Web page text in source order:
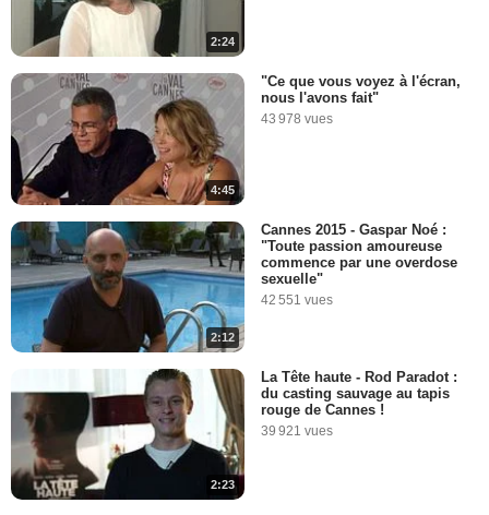
2:24
4:45
"Ce que vous voyez à l'écran,
nous l'avons fait"
43 978 vues
2:12
Cannes 2015 - Gaspar Noé :
"Toute passion amoureuse
commence par une overdose
sexuelle"
42 551 vues
2:23
La Tête haute - Rod Paradot :
du casting sauvage au tapis
rouge de Cannes !
39 921 vues